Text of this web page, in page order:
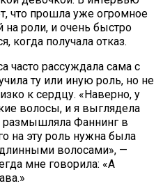
что прошла уже огромное
на роли, и очень быстро
когда получала отказ.
часто рассуждала сама с
ту или иную роль, но не
к сердцу. «Наверно, у
волосы, и я выглядела
размышляла Фаннинг в
на эту роль нужна была
волосами», —
мне говорила: «А